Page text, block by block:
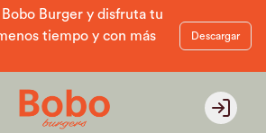
Bobo Burger y disfruta tu
tiempo y con más
Descargar
Login